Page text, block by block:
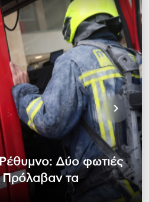
Δύο φωτιές
Πρόλαβαν τα